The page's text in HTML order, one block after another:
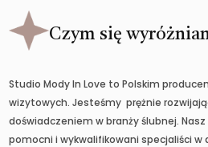
Czym się
Studio Mody In Love to Polskim
wizytowych. Jesteśmy prężnie
doświadczeniem w branży ślubnej.
pomocni i wykwalifikowani specjaliści w